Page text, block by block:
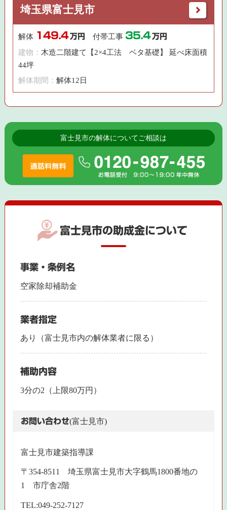
埼玉県富士見市
解体 149.4 万円 付帯工事 35.4 万円
建物：木造二階建て【2×4工法 ベタ基礎】 延べ床面積
44坪
解体期間：解体12日
富士見市の解体についてご相談は
富士見市の助成金について
事業・条例名
空家除却補助金
業者指定
あり（富士見市内の解体業者に限る）
補助内容
3分の2（上限80万円）
お問い合わせ(富士見市)
富士見市建築指導課
〒354-8511 埼玉県富士見市大字鶴馬1800番地の
1 市庁舎2階
TEL:049-252-7127